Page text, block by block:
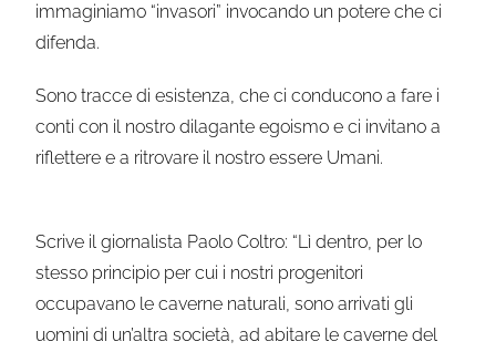
immaginiamo “invasori” invocando un potere che ci
difenda.
Sono tracce di esistenza, che ci conducono a fare i
conti con il nostro dilagante egoismo e ci invitano a
riflettere e a ritrovare il nostro essere Umani.
Scrive il giornalista Paolo Coltro: “Lì dentro, per lo
stesso principio per cui i nostri progenitori
occupavano le caverne naturali, sono arrivati gli
uomini di un’altra società, ad abitare le caverne del